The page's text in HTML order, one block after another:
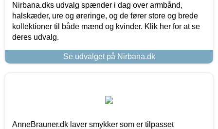
Nirbana.dks udvalg spænder i dag over armbånd,
halskæder, ure og øreringe, og de fører store og brede
kollektioner til både mænd og kvinder. Klik her for at se
deres udvalg.
Se udvalget på Nirbana.dk
AnneBrauner.dk laver smykker som er tilpasset